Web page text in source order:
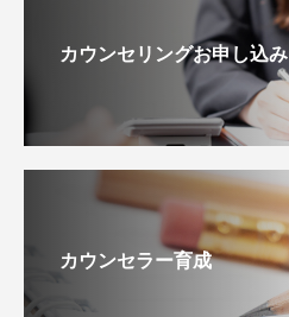
カウンセリングお申し込み
カウンセラー育成